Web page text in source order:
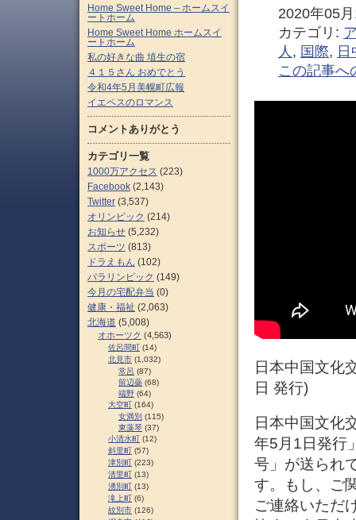
2020年05
カテゴリ:
人 , 国際,
この記事へ
日本中国文化
日 発行)
日本中国文化
年5月1日発行
号」が送られ
す。もし、ご
ご連絡いただ
Home Sweet Home – ホームスイ
ートホーム
Home Sweet Home ホームスイ
ートホーム
私の好きな曲 埴生の宿
４１５さん おめでとう
令和4年5月美幌町広報
イエペスのロマンス
コメントありがとう
カテゴリ一覧
1000万アクセス (223)
Facebook (2,143)
Twitter (3,537)
オリンピック (214)
お知らせ (5,232)
スポーツ (813)
ドラえもん (102)
パラリンピック (149)
今月の宅配弁当 (0)
健康・福祉 (2,063)
北海道 (5,008)
オホーツク (4,563)
佐呂間町 (14)
北見市 (1,032)
常呂 (87)
留辺蘂 (68)
端野 (64)
大空町 (164)
女満別 (115)
東藻琴 (37)
小清水町 (12)
斜里町 (57)
津別町 (223)
清里町 (13)
湧別町 (13)
滝上町 (6)
紋別市 (126)